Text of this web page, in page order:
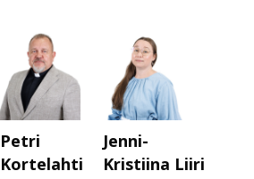
Petri
Kortelahti
Jenni-
Kristiina Liiri